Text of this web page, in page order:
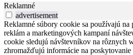
Reklamné
advertisement
Reklamné súbory cookie sa používajú na
reklám a marketingových kampaní
cookie sledujú návštevníkov na rôznych
zhromažďujú informácie na poskytovanie